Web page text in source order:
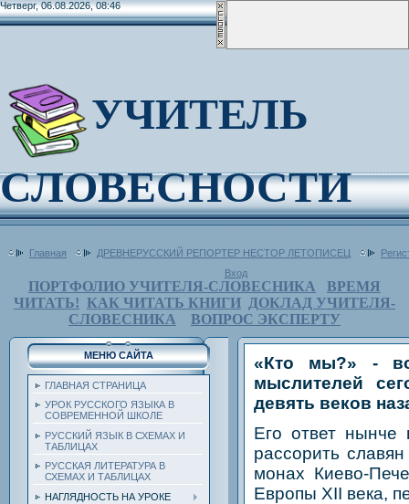
Четверг, 06.08.2026, 08:46
УЧИТЕЛЬ
СЛОВЕСНОСТИ
Главная ДРЕВНЕРУССКИЙ РЕПОРТЕР НЕСТОР ЛЕТОПИСЕЦ
Вход
ПОРТФОЛИО УЧИТЕЛЯ-СЛОВЕСНИКА
ВРЕМЯ
ЧИТАТЬ! КАК ЧИТАТЬ КНИГИ ДОКЛАД УЧИТЕЛЯ-
СЛОВЕСНИКА
ВОПРОС ЭКСПЕРТУ
МЕНЮ САЙТА
ГЛАВНАЯ СТРАНИЦА
УРОК РУССКОГО ЯЗЫКА В
СОВРЕМЕННОЙ ШКОЛЕ
РУССКИЙ ЯЗЫК В СХЕМАХ И
ТАБЛИЦАХ
РУССКАЯ ЛИТЕРАТУРА В
СХЕМАХ И ТАБЛИЦАХ
НАГЛЯДНОСТЬ НА УРОКЕ
«Кто мы?» -
мыслителей
девять веков
Его ответ нынче
рассорить
монах Киево-
Европы XII века,